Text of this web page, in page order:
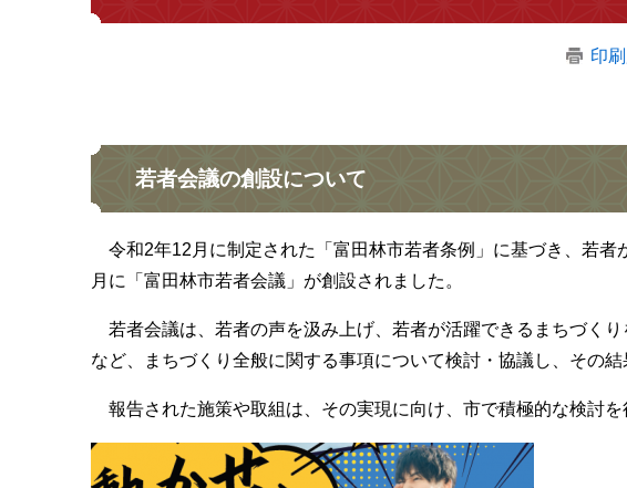
印
若者会議の創設について
令和2年12月に制定された「富田林市若者条例」に基づき、若者
月に「富田林市若者会議」が創設されました。
若者会議は、若者の声を汲み上げ、若者が活躍できるまちづく
など、まちづくり全般に関する事項について検討・協議し、その結
報告された施策や取組は、その実現に向け、市で積極的な検討を